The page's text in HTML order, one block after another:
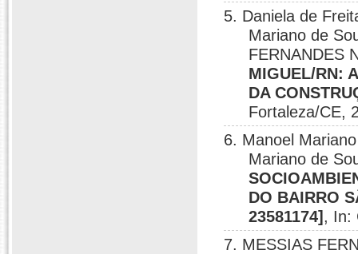
5. Daniela de
Mariano de
FERNANDES
MIGUEL/RN:
DA
Fortaleza/CE,
6. Manoel
Mariano de
DO BAIRRO
23581174] , In:
7. MESSIAS